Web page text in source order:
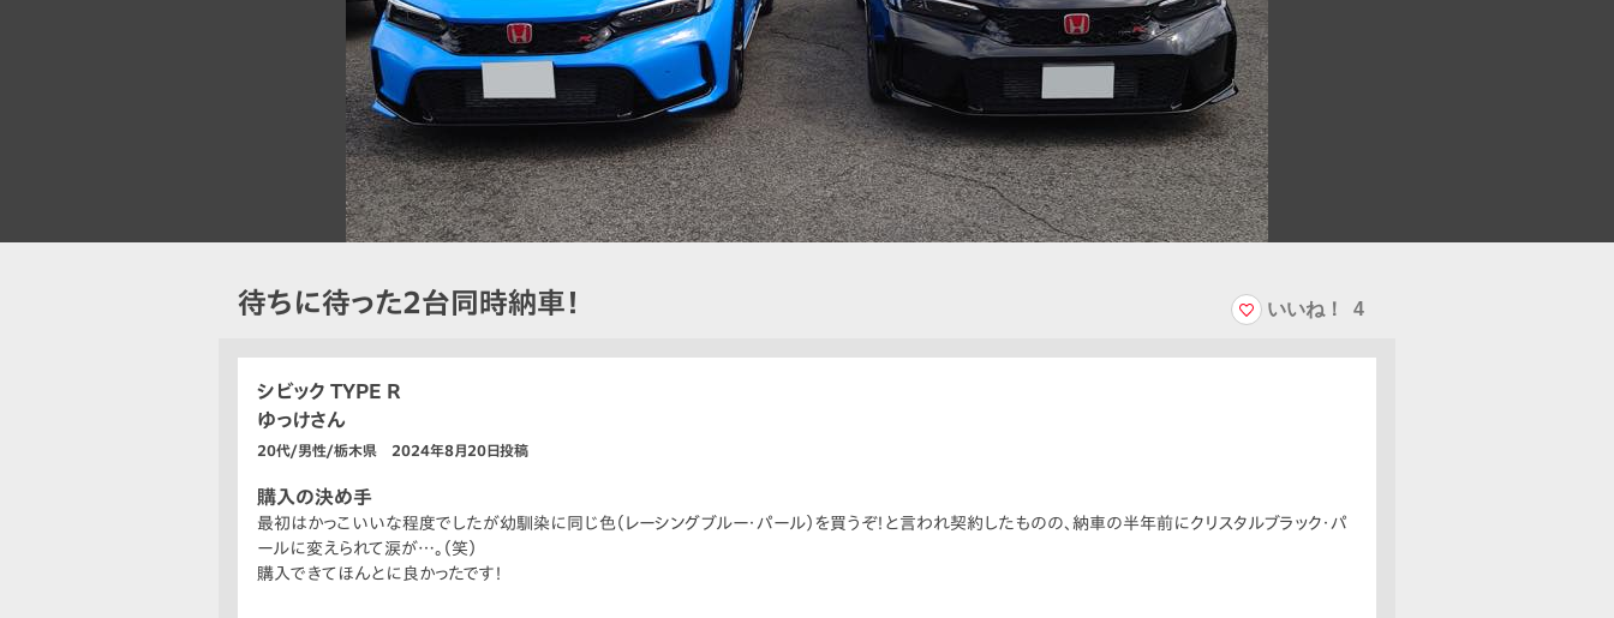
待ちに待った2台同時納車！ いいね！ 4
シビック TYPE R
ゆっけさん
20代/男性/栃木県 2024年8月20日投稿
購入の決め手
最初はかっこいいな程度でしたが幼馴染に同じ色（レーシングブルー・パール）を買うぞ！と言われ契約したものの、納車の半年前にクリスタルブラック・パ
ールに変えられて涙が…。（笑）
購入できてほんとに良かったです！